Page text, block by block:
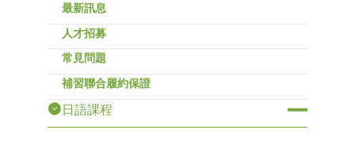
最新訊息
人才招募
常見問題
補習聯合履約保證
日語課程